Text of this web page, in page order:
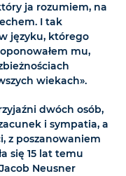
ja rozumiem, na
I tak
języku, którego
mu,
wiekach».
dwóch osób,
i sympatia, a
z poszanowaniem
się 15 lat temu
Neusner